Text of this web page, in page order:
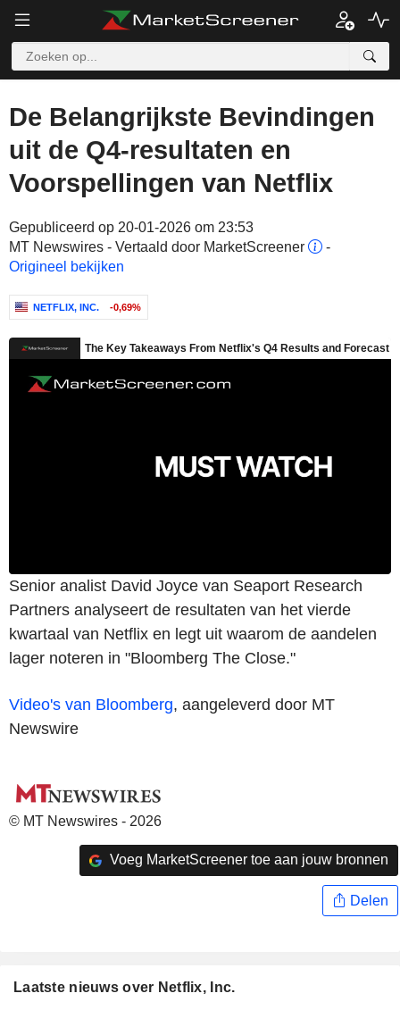
De Belangrijkste Bevindingen
uit de Q4-resultaten en
Voorspellingen van Netflix
Gepubliceerd op 20-01-2026 om 23:53
MT Newswires - Vertaald door MarketScreener
-
Origineel bekijken
NETFLIX, INC. -0,69%
Senior analist David Joyce van Seaport Research
Partners analyseert de resultaten van het vierde
kwartaal van Netflix en legt uit waarom de aandelen
lager noteren in "Bloomberg The Close."
Video's van Bloomberg, aangeleverd door MT
Newswire
© MT Newswires - 2026
Voeg MarketScreener toe aan jouw bronnen
Delen
Laatste nieuws over Netflix, Inc.